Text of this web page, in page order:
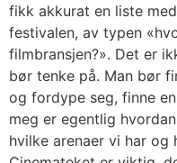
fikk akkurat en liste
festivalen, av typen
filmbransjen?». Det er
bør tenke på. Man bør
og fordype seg, finne
meg er egentlig
hvilke arenaer vi har og